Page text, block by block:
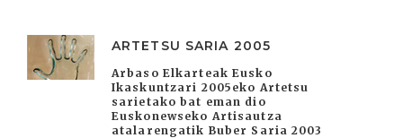
ARTETSU SARIA 2005
Arbaso Elkarteak Eusko
Ikaskuntzari 2005eko Artetsu
sarietako bat eman dio
Euskonewseko Artisautza
atalarengatik Buber Saria 2003